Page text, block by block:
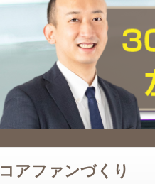
コアファンづくり